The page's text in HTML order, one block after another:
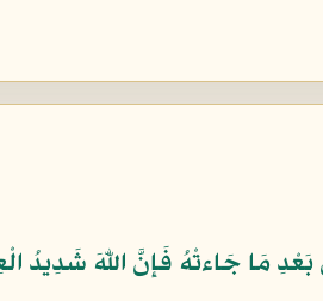
مَا جَاءتْهُ فَإِنَّ اللّهَ شَدِيدُ